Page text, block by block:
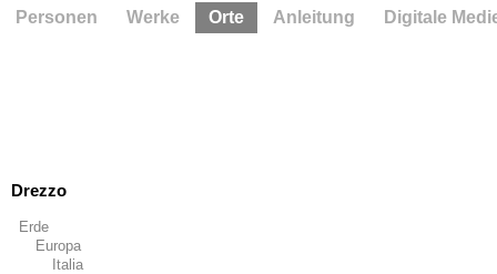
Drezzo
Erde
Europa
Italia
Personen Werke Orte Anleitung Digitale